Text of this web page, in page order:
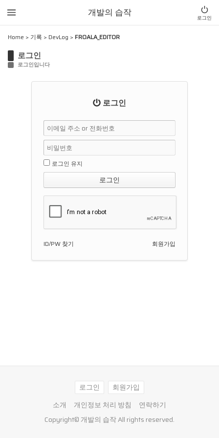
개발의 습작 로그인
Home > 기록 > DevLog > FROALA_EDITOR
로그인
로그인입니다
로그인
로그인 유지
ID/PW 찾기 회원가입
로그인
회원가입
소개
개인정보 처리 방침
연락하기
Copyright© 개발의 습작All rights reserved.